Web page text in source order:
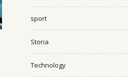
sport
Storia
Technology